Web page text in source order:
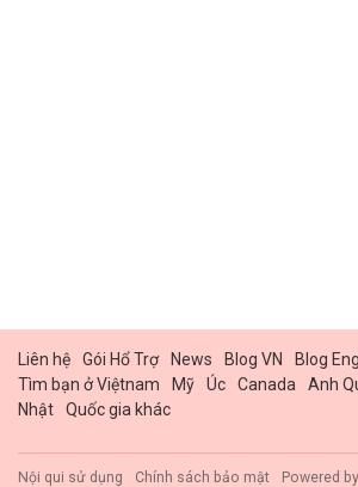
Liên hệ Gói Hổ Trợ News Blog VN
Blog
Tìm bạn ở Việtnam
Mỹ Úc Canada Anh
Nhật
Quốc gia khác
Nội qui sử dụng Chính sách bảo mật Powered by